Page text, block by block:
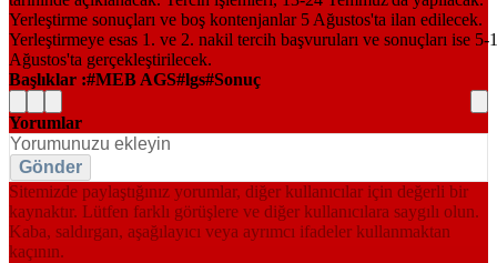
Başlıklar : MEB AGS lgs Sonuç
Yorumlar
Gönder
Sitemizde paylaştığınız yorumlar, diğer kullanıcılar için değerli bir
kaynaktır. Lütfen farklı görüşlere ve diğer kullanıcılara saygılı olun.
Kaba, saldırgan, aşağılayıcı veya ayrımcı ifadeler kullanmaktan
kaçının.